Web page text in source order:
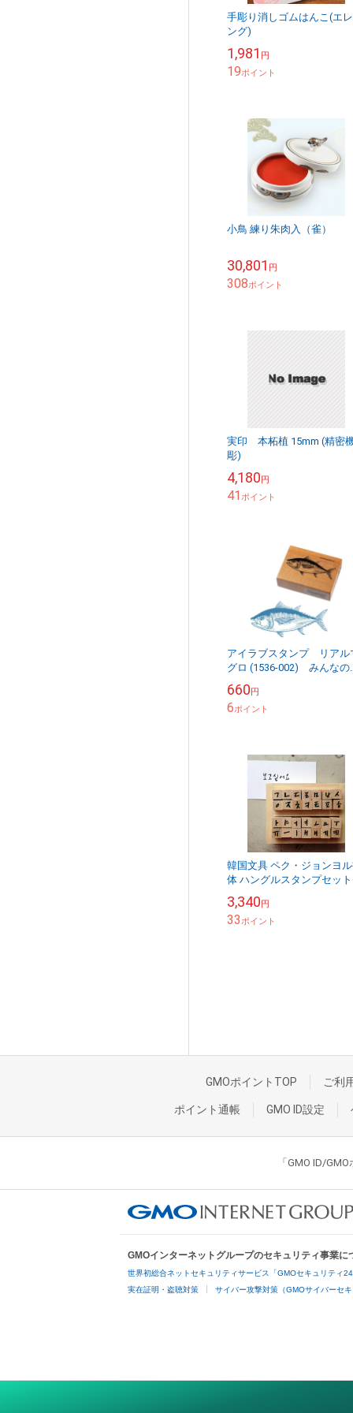
手彫り消しゴムはんこ(エ
ング)
1,981 円
19ポイント
小鳥 練り朱肉入（雀）
30,801 円
308ポイント
実印 本柘植 15mm (精密
彫)
4,180円
41ポイント
アイラブスタンプ リアル
グロ (1536-002) みんなの
バースタンプ こどものか
お Rubber...
660円
6ポイント
韓国文具 ペク・ジョンヨ
体 ハングルスタンプセッ
3,340円
33ポイント
GMOポイントTOP ご利
ポイント通帳 GMO ID設定
「GMO ID/
GMOインターネットグループのセキュリティ事業に
世界初総合ネットセキュリティサービス「GMOセキュリティ
実在証明・盗聴対策
サイバー攻撃対策（GMOサイバーセ